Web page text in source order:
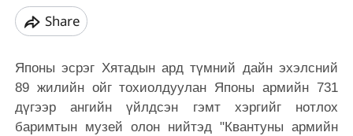
Share
Японы эсрэг Хятадын ард түмний дайн эхэлсний
89 жилийн ойг тохиолдуулан Японы армийн 731
дүгээр ангийн үйлдсэн гэмт хэргийг нотлох
баримтын музей олон нийтэд "Квантуны армийн